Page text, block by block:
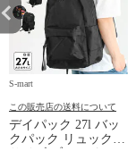
S-mart
この販売店の送料について
デイパック 27l バッ
クパック リュック